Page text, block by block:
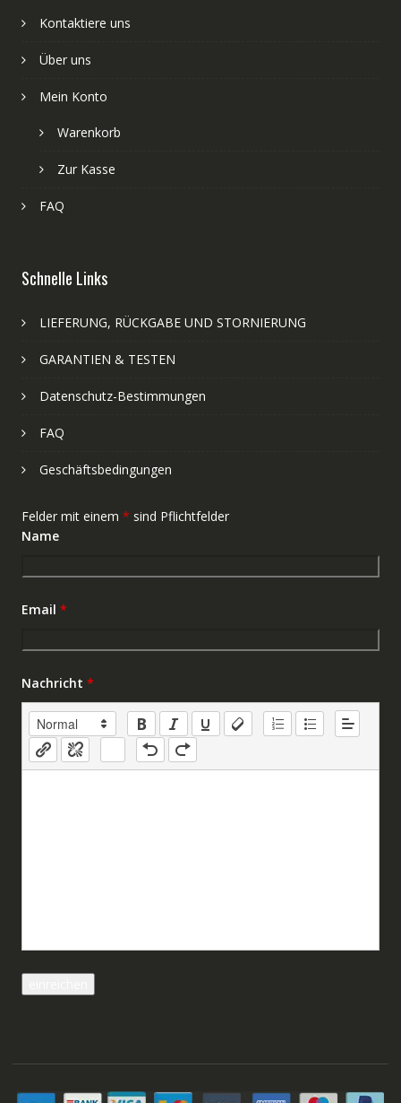
Kontaktiere uns
Über uns
Mein Konto
Warenkorb
Zur Kasse
FAQ
Schnelle Links
LIEFERUNG, RÜCKGABE UND STORNIERUNG
GARANTIEN & TESTEN
Datenschutz-Bestimmungen
FAQ
Geschäftsbedingungen
Felder mit einem * sind Pflichtfelder
Name
Email *
Nachricht *